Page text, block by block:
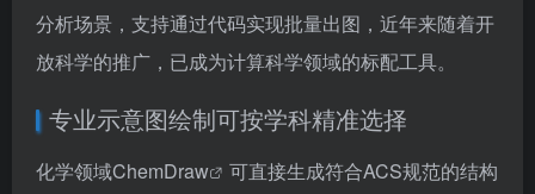
分析场景，支持通过代码实现批量出图，近年来随着开
放科学的推广，已成为计算科学领域的标配工具。
专业示意图绘制可按学科精准选择
化学领域ChemDraw
可直接生成符合ACS规范的结构